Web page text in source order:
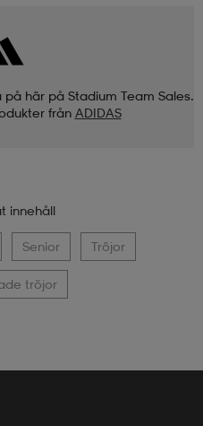
här på Stadium Team Sales.
från ADIDAS
innehåll
Senior Tröjor
tröjor